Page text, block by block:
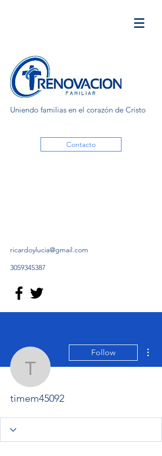
Uniendo familias en el corazón de Cristo
Contacto
ricardoylucia@gmail.com
3059345387
timem45092
Follow
timem45092